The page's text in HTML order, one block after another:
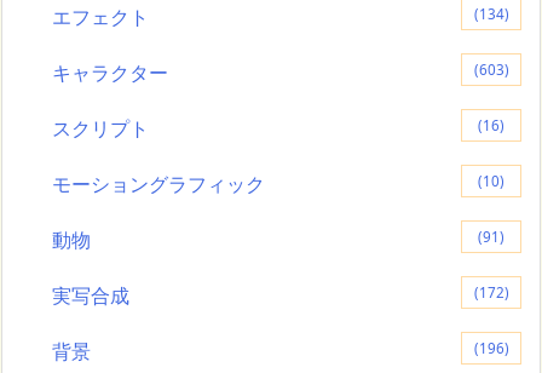
エフェクト (134)
キャラクター (603)
スクリプト (16)
モーショングラフィック (10)
動物 (91)
実写合成 (172)
背景 (196)